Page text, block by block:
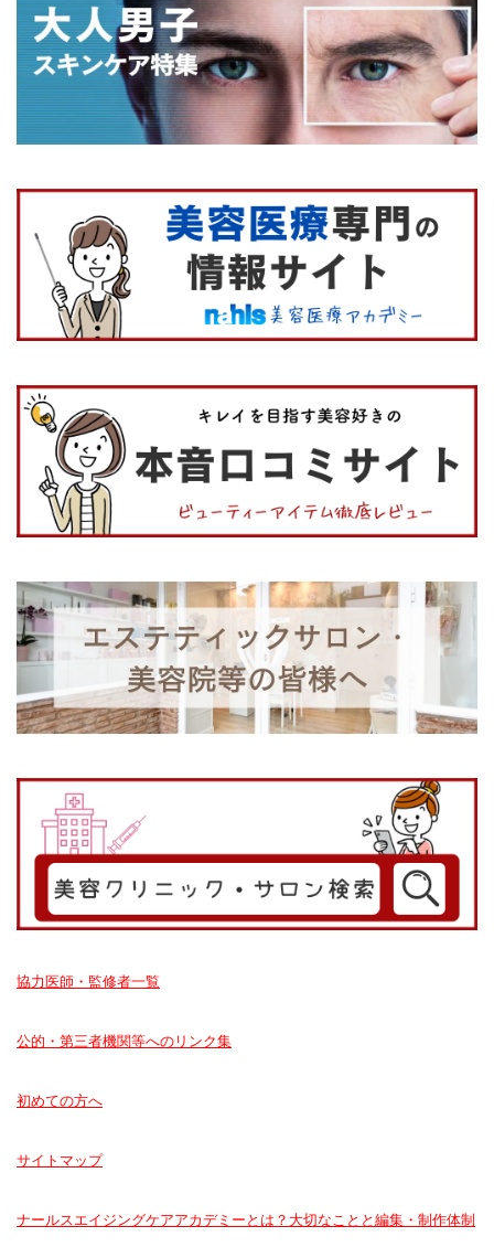
協力医師・監修者一覧
公的・第三者機関等へのリンク集
初めての方へ
サイトマップ
ナールスエイジングケアアカデミーとは？大切なことと編集・制作体制